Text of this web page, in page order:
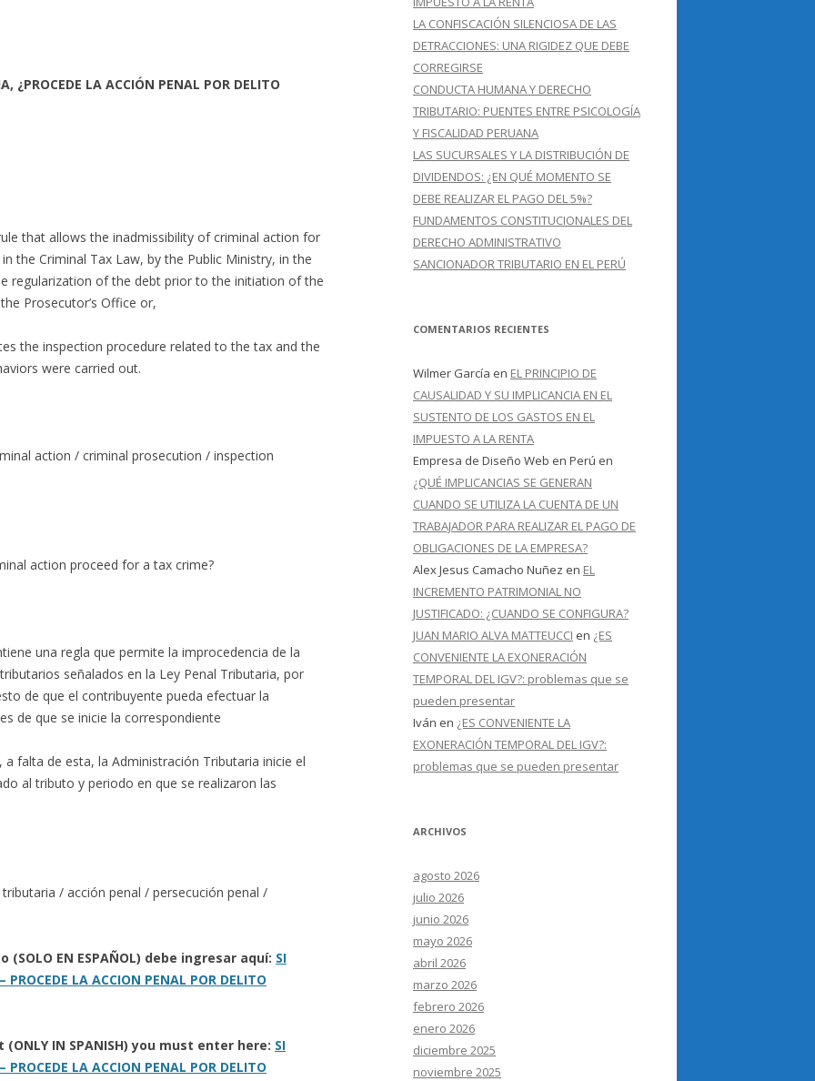
¿PROCEDE LA ACCIÓN PENAL POR DELITO
that allows the inadmissibility of criminal action for
the Criminal Tax Law, by the Public Ministry, in the
regularization of the debt prior to the initiation of the
Prosecutor’s Office or,
the inspection procedure related to the tax and the
were carried out.
action / criminal prosecution / inspection
action proceed for a tax crime?
una regla que permite la improcedencia de la
señalados en la Ley Penal Tributaria, por
de que el contribuyente pueda efectuar la
de que se inicie la correspondiente
falta de esta, la Administración Tributaria inicie el
al tributo y periodo en que se realizaron las
/ acción penal / persecución penal /
EN ESPAÑOL) debe ingresar aquí: SI
LA ACCION PENAL POR DELITO
IN SPANISH) you must enter here: SI
LA ACCION PENAL POR DELITO
LA CONFISCACIÓN SILENCIOSA DE LAS
DETRACCIONES: UNA RIGIDEZ QUE DEBE
CORREGIRSE
CONDUCTA HUMANA Y DERECHO
TRIBUTARIO: PUENTES ENTRE PSICOLOGÍA
Y FISCALIDAD PERUANA
LAS SUCURSALES Y LA DISTRIBUCIÓN DE
DIVIDENDOS: ¿EN QUÉ MOMENTO SE
DEBE REALIZAR EL PAGO DEL 5%?
FUNDAMENTOS CONSTITUCIONALES DEL
DERECHO ADMINISTRATIVO
SANCIONADOR TRIBUTARIO EN EL PERÚ
COMENTARIOS RECIENTES
Wilmer García en EL PRINCIPIO DE
CAUSALIDAD Y SU IMPLICANCIA EN EL
SUSTENTO DE LOS GASTOS EN EL
IMPUESTO A LA RENTA
Empresa de Diseño Web en Perú en
¿QUÉ IMPLICANCIAS SE GENERAN
CUANDO SE UTILIZA LA CUENTA DE UN
TRABAJADOR PARA REALIZAR EL PAGO DE
OBLIGACIONES DE LA EMPRESA?
Alex Jesus Camacho Nuñez en EL
INCREMENTO PATRIMONIAL NO
JUSTIFICADO: ¿CUANDO SE CONFIGURA?
JUAN MARIO ALVA MATTEUCCI en ¿ES
CONVENIENTE LA EXONERACIÓN
TEMPORAL DEL IGV?: problemas que se
pueden presentar
Iván en ¿ES CONVENIENTE LA
EXONERACIÓN TEMPORAL DEL IGV?:
problemas que se pueden presentar
ARCHIVOS
agosto 2026
julio 2026
junio 2026
mayo 2026
abril 2026
marzo 2026
febrero 2026
enero 2026
diciembre 2025
noviembre 2025